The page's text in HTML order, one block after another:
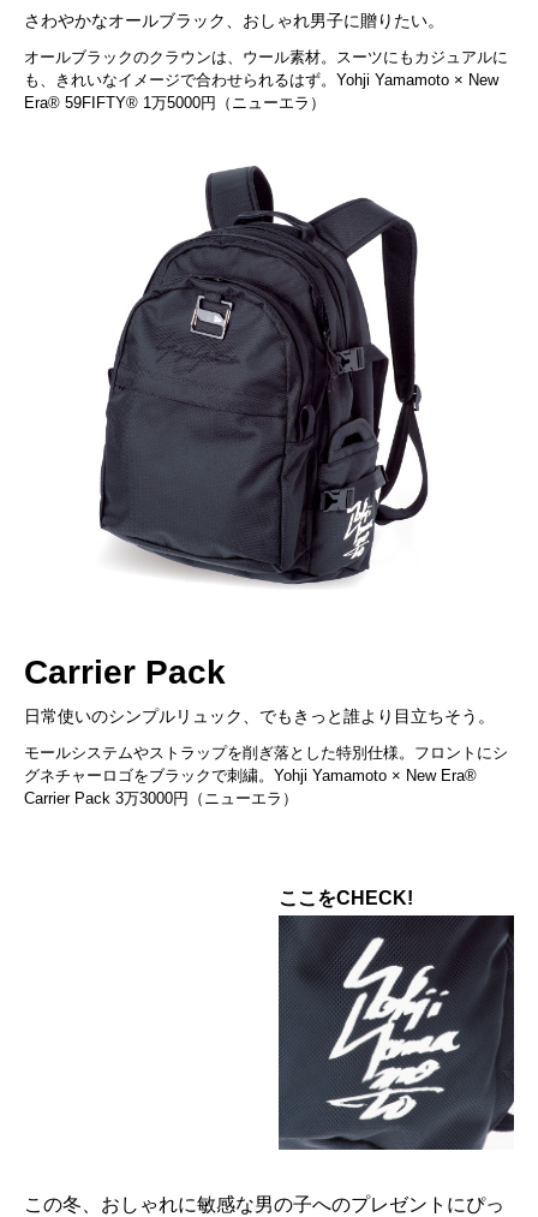
さわやかなオールブラック、おしゃれ男子に贈りたい。
オールブラックのクラウンは、ウール素材。スーツにもカジュアルに
も、きれいなイメージで合わせられるはず。Yohji Yamamoto × New
Era® 59FIFTY® 1万5000円（ニューエラ）
Carrier Pack
日常使いのシンプルリュック、でもきっと誰より目立ちそう。
モールシステムやストラップを削ぎ落とした特別仕様。フロントにシ
グネチャーロゴをブラックで刺繍。Yohji Yamamoto × New Era®
Carrier Pack 3万3000円（ニューエラ）
ここをCHECK!
この冬、おしゃれに敏感な男の子へのプレゼントにぴっ